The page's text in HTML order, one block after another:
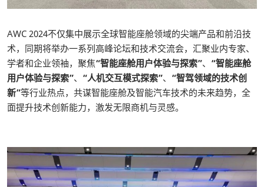
AWC 2024不仅集中展示全球智能座舱领域的尖端产品和前沿技
术，同期将举办一系列高峰论坛和技术交流会，汇聚业内专家、
学者和企业领袖，聚焦“智能座舱用户体验与探索”、 “智能座舱
用户体验与探索”、 “人机交互模式探索”、 “智驾领域的技术创
新”等行业热点，共谋智能座舱及智能汽车技术的未来趋势，全
面提升技术创新能力，激发无限商机与灵感。